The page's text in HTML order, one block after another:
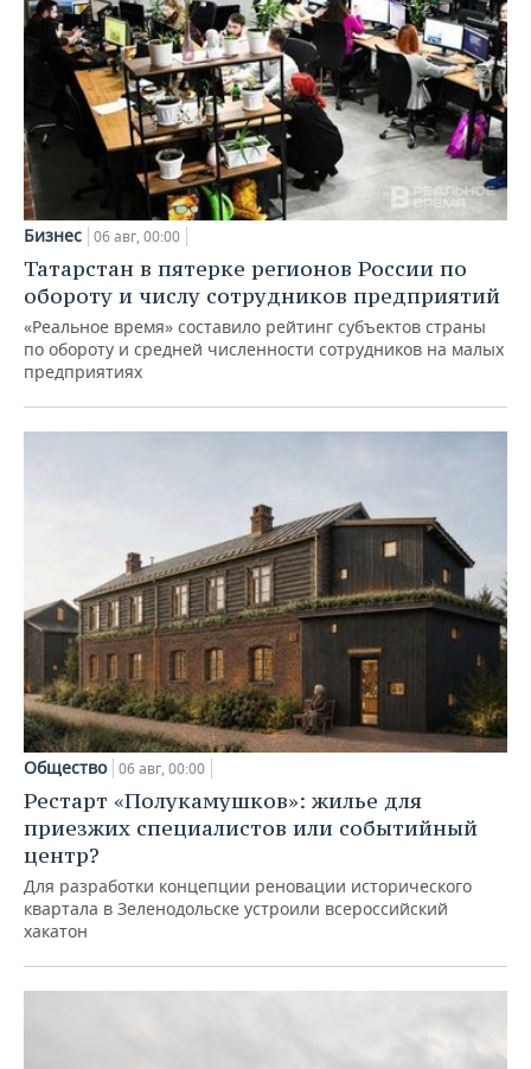
Бизнес 06 авг, 00:00
Татарстан в пятерке регионов России по
обороту и числу сотрудников предприятий
«Реальное время» составило рейтинг субъектов страны
по обороту и средней численности сотрудников на малых
предприятиях
Общество 06 авг, 00:00
Рестарт «Полукамушков»: жилье для
приезжих специалистов или событийный
центр?
Для разработки концепции реновации исторического
квартала в Зеленодольске устроили всероссийский
хакатон